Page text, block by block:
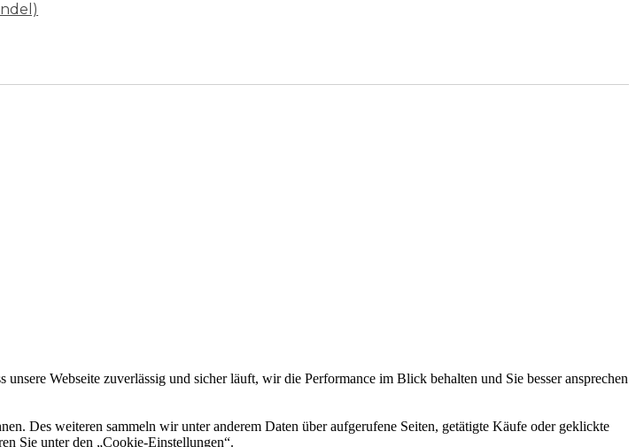
Webseite zuverlässig und sicher läuft, wir die Performance im Blick behalten und Sie besser ansprechen
Des weiteren sammeln wir unter anderem Daten über aufgerufene Seiten, getätigte Käufe oder geklickte
Sie unter den „Cookie-Einstellungen“.